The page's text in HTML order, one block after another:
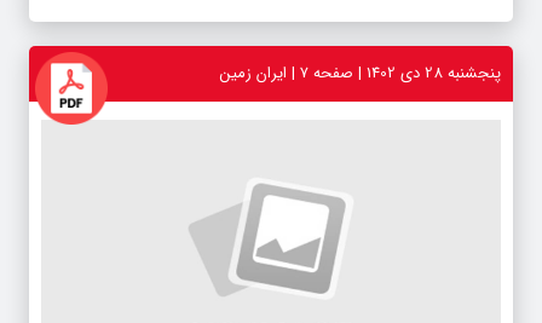
پنجشنبه 28 دی 1402 | صفحه ۷ | ایران زمین